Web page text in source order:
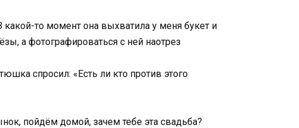
то момент она выхватила у меня букет и
а фотографироваться с ней наотрез
спросил: «Есть ли кто против этого
пойдём домой, зачем тебе эта свадьба?